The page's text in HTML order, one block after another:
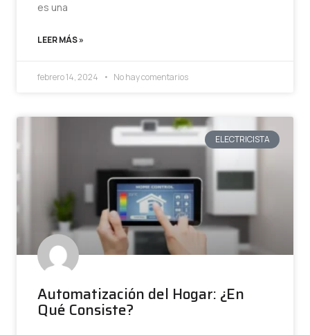
es una
LEER MÁS »
febrero 14, 2024 No hay comentarios
ELECTRICISTA
Automatización del Hogar: ¿En
Qué Consiste?